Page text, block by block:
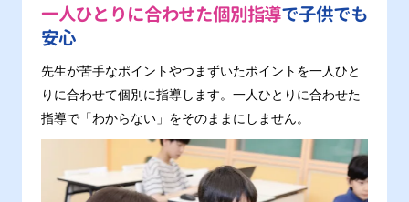
一人ひとりに合わせた個別指導で子供でも
安心
先生が苦手なポイントやつまずいたポイントを一人ひと
りに合わせて個別に指導します。一人ひとりに合わせた
指導で「わからない」をそのままにしません。